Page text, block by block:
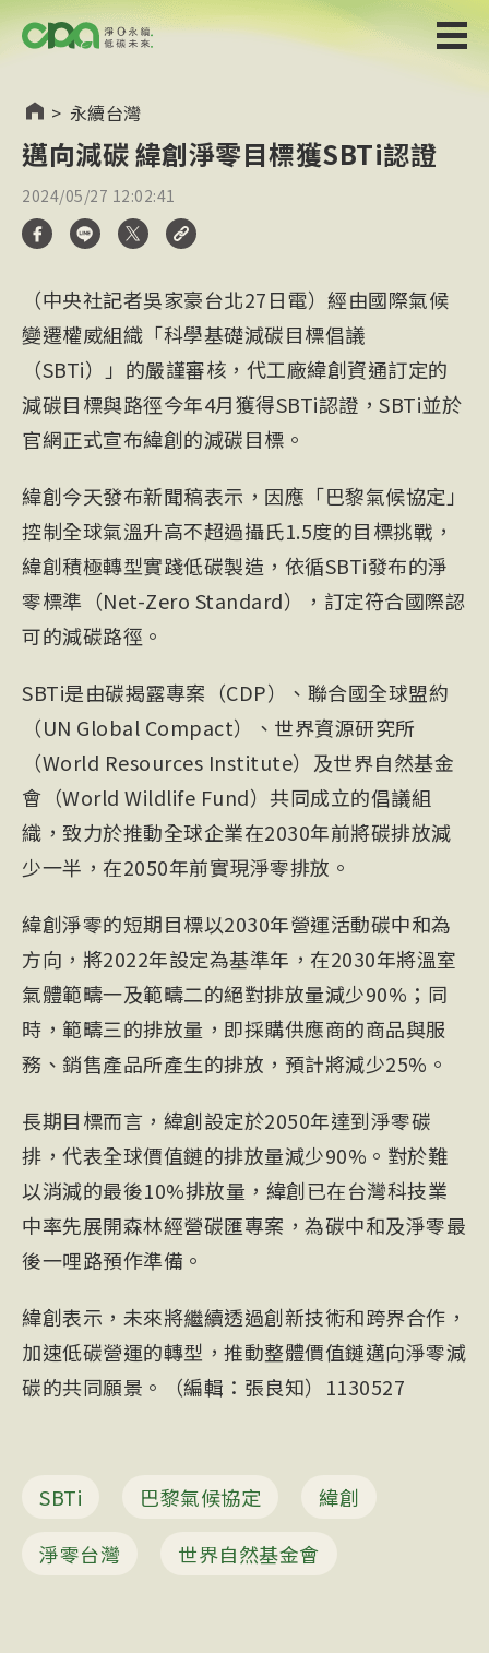
> 永續台灣
邁向減碳 緯創淨零目標獲SBTi認證
2024/05/27 12:02:41
（中央社記者吳家豪台北27日電）經由國際氣候
變遷權威組織「科學基礎減碳目標倡議
（SBTi）」的嚴謹審核，代工廠緯創資通訂定的
減碳目標與路徑今年4月獲得SBTi認證，SBTi並於
官網正式宣布緯創的減碳目標。
緯創今天發布新聞稿表示，因應「巴黎氣候協定」
控制全球氣溫升高不超過攝氏1.5度的目標挑戰，
緯創積極轉型實踐低碳製造，依循SBTi發布的淨
零標準（Net-Zero Standard），訂定符合國際認
可的減碳路徑。
SBTi是由碳揭露專案（CDP）、聯合國全球盟約
（UN Global Compact）、世界資源研究所
（World Resources Institute）及世界自然基金
會（World Wildlife Fund）共同成立的倡議組
織，致力於推動全球企業在2030年前將碳排放減
少一半，在2050年前實現淨零排放。
緯創淨零的短期目標以2030年營運活動碳中和為
方向，將2022年設定為基準年，在2030年將溫室
氣體範疇一及範疇二的絕對排放量減少90%；同
時，範疇三的排放量，即採購供應商的商品與服
務、銷售產品所產生的排放，預計將減少25%。
長期目標而言，緯創設定於2050年達到淨零碳
排，代表全球價值鏈的排放量減少90%。對於難
以消減的最後10%排放量，緯創已在台灣科技業
中率先展開森林經營碳匯專案，為碳中和及淨零最
後一哩路預作準備。
緯創表示，未來將繼續透過創新技術和跨界合作，
加速低碳營運的轉型，推動整體價值鏈邁向淨零減
碳的共同願景。（編輯：張良知）1130527
SBTi 巴黎氣候協定
緯創
淨零台灣
世界自然基金會